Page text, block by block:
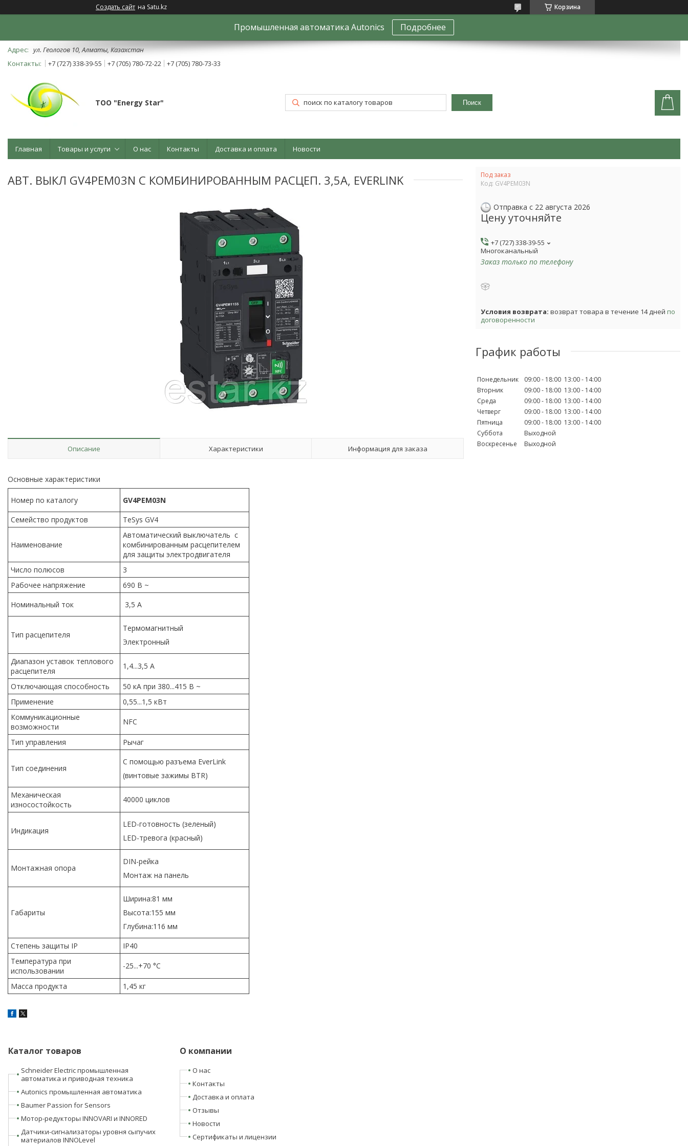
Создать сайт на Satu.kz Корзина
Промышленная автоматика Autonics Подробнее
ул. Геологов 10, Алматы, Казахстан
+7 (727) 338-39-55
+7 (705) 780-72-22 +7 (705) 780-73-33
ТОО "Energy Star" Поиск
Главная Товары и услуги О нас Контакты Доставка и оплата Новости
АВТ. ВЫКЛ GV4PEM03N С КОМБИНИРОВАННЫМ РАСЦЕП. 3,5A, EVERLINK
Описание Характеристики Информация для заказа
Основные характеристики
Номер по каталогу
GV4PEM03N
Семейство продуктов
TeSys GV4
Наименование
Автоматический выключатель с
комбинированным расцепителем
для защиты электродвигателя
Число полюсов
3
Рабочее напряжение
690 В ~
Номинальный ток
3,5 А
Тип расцепителя
Термомагнитный
Электронный
Диапазон уставок теплового
расцепителя
1,4...3,5 А
Отключающая способность
50 кА при 380...415 В ~
Применение
0,55...1,5 кВт
Коммуникационные
возможности
NFC
Тип управления Рычаг
Тип соединения
С помощью разъема EverLink
(винтовые зажимы BTR)
Механическая
износостойкость
40000 циклов
Индикация
LED-готовность (зеленый)
LED-тревога (красный)
Монтажная опора
DIN-рейка
Монтаж на панель
Габариты
Ширина:81 мм
Высота:155 мм
Глубина:116 мм
Степень защиты IP
IP40
Температура при
использовании
-25...+70 °C
Масса продукта 1,45 кг
Под заказ
Код: GV4PEM03N
Отправка с 22 августа 2026
Цену уточняйте
+7 (727) 338-39-55
Многоканальный
Заказ только по телефону
возврат товара в течение 14 дней по
договоренности
График работы
Понедельник 09:00 18:00 13:00
14:00
Вторник
09:00 18:00 13:00
14:00
Среда
09:00 18:00 13:00
14:00
Четверг
09:00 18:00 13:00
14:00
Пятница
09:00 18:00 13:00
14:00
Суббота
Выходной
Воскресенье
Выходной
Каталог товаров
Schneider Electric промышленная
автоматика и приводная техника
Autonics промышленная автоматика
Baumer Passion for Sensors
Мотор-редукторы INNOVARI и INNORED
Датчики-сигнализаторы уровня сыпучих
материалов INNOLevel
О компании
О нас
Контакты
Доставка и оплата
Отзывы
Новости
Сертификаты и лицензии